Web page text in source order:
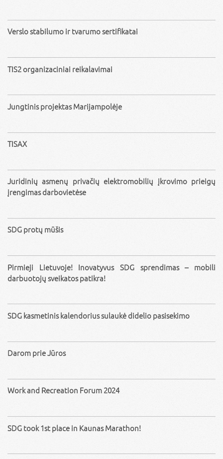
Verslo stabilumo ir tvarumo sertifikatai
TIS2 organizaciniai reikalavimai
Jungtinis projektas Marijampolėje
TISAX
Juridinių asmenų privačių elektromobilių įkrovimo prieigų
įrengimas darbovietėse
SDG protų mūšis
Pirmieji Lietuvoje! Inovatyvus SDG sprendimas – mobili
darbuotojų sveikatos patikra!
SDG kasmetinis kalendorius sulaukė didelio pasisekimo
Darom prie Jūros
Work and Recreation Forum 2024
SDG took 1st place in Kaunas Marathon!